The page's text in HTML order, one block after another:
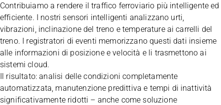
Contribuiamo a rendere il traffico ferroviario più intelligente ed
efficiente. I nostri sensori intelligenti analizzano urti,
vibrazioni, inclinazione del treno e temperature ai carrelli del
treno. I registratori di eventi memorizzano questi dati insieme
alle informazioni di posizione e velocità e li trasmettono ai
sistemi cloud.
Il risultato: analisi delle condizioni completamente
automatizzata, manutenzione predittiva e tempi di inattività
significativamente ridotti – anche come soluzione